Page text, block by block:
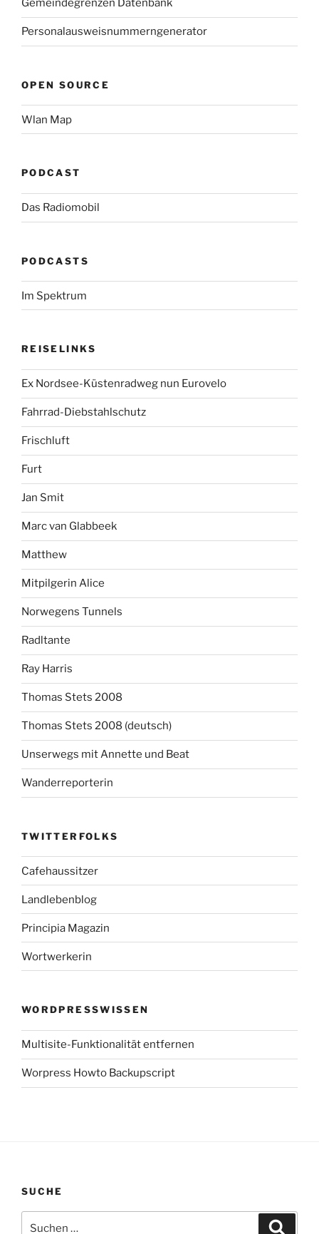
Gemeindegrenzen Datenbank
Personalausweisnummerngenerator
OPEN SOURCE
Wlan Map
PODCAST
Das Radiomobil
PODCASTS
Im Spektrum
REISELINKS
Ex Nordsee-Küstenradweg nun Eurovelo
Fahrrad-Diebstahlschutz
Frischluft
Furt
Jan Smit
Marc van Glabbeek
Matthew
Mitpilgerin Alice
Norwegens Tunnels
Radltante
Ray Harris
Thomas Stets 2008
Thomas Stets 2008 (deutsch)
Unserwegs mit Annette und Beat
Wanderreporterin
TWITTERFOLKS
Cafehaussitzer
Landlebenblog
Principia Magazin
Wortwerkerin
WORDPRESSWISSEN
Multisite-Funktionalität entfernen
Worpress Howto Backupscript
SUCHE